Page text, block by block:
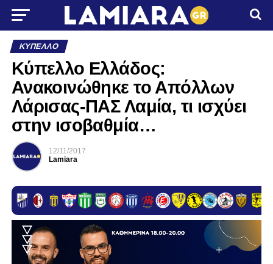
ΚΎΠΕΛΛΟ
Κύπελλο Ελλάδος:
Ανακοινώθηκε το Απόλλων
Λάρισας-ΠΑΣ Λαμία, τι ισχύει
στην ισοβαθμία…
12/11/2017
Lamiara